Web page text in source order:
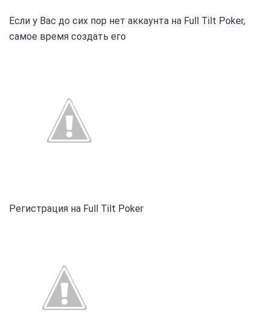
Если у Вас до сих пор нет аккаунта на Full Tilt Poker,
самое время создать его
Регистрация на Full Tilt Poker